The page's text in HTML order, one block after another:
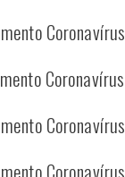
Coronavírus
Coronavírus
Coronavírus
Coronavírus